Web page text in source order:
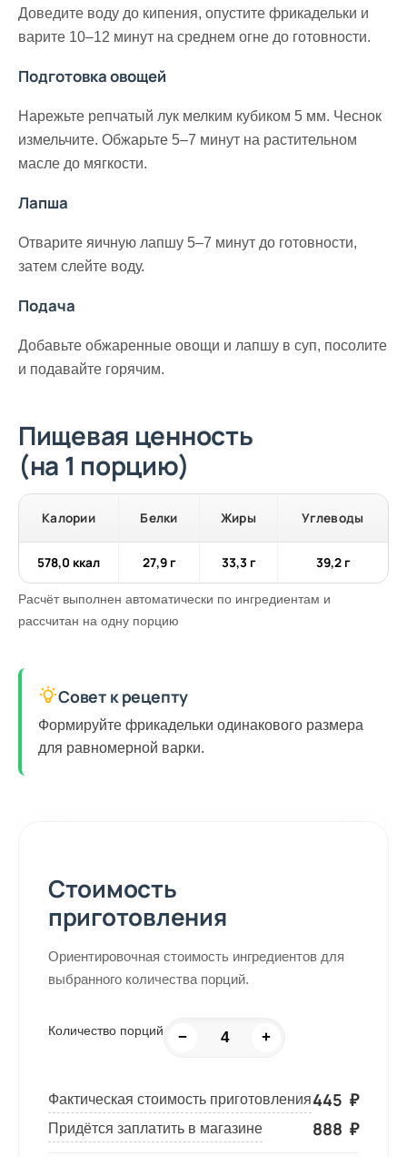
Доведите воду до кипения, опустите фрикадельки и
варите 10–12 минут на среднем огне до готовности.
Подготовка овощей
Нарежьте репчатый лук мелким кубиком 5 мм. Чеснок
измельчите. Обжарьте 5–7 минут на растительном
масле до мягкости.
Лапша
Отварите яичную лапшу 5–7 минут до готовности,
затем слейте воду.
Подача
Добавьте обжаренные овощи и лапшу в суп, посолите
и подавайте горячим.
Пищевая ценность
(на 1 порцию)
Калории Белки Жиры Углеводы
578,0 ккал 27,9 г 33,3 г 39,2 г
Расчёт выполнен автоматически по ингредиентам и
рассчитан на одну порцию
Совет к рецепту
Формируйте фрикадельки одинакового размера
для равномерной варки.
Стоимость
приготовления
Ориентировочная стоимость ингредиентов для
выбранного количества порций.
Количество порций − +
Фактическая стоимость приготовления445 ₽
Придётся заплатить в магазине 888 ₽